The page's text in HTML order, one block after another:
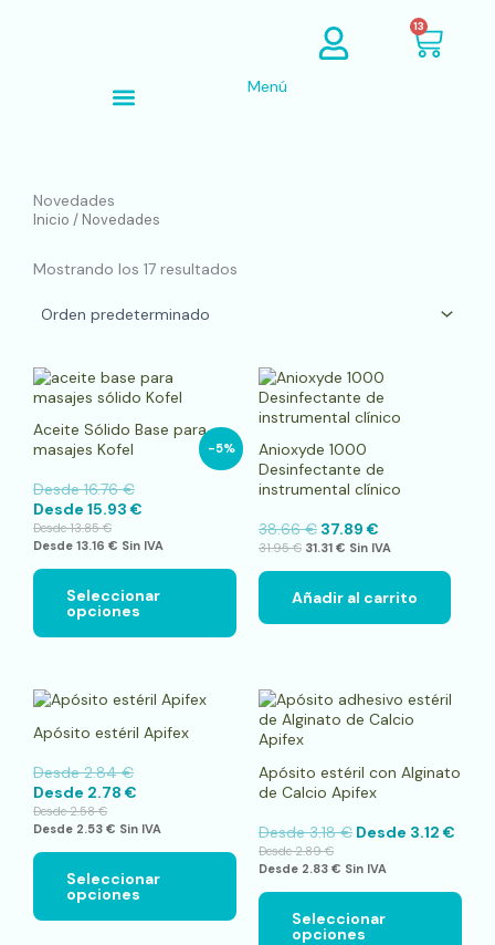
13
Cart
Menú
Novedades
Inicio / Novedades
Mostrando los 17 resultados
-5%
Aceite Sólido Base para
masajes Kofel
Desde16.76€
Desde 15.93 €
Desde13.85€
Desde 13.16 € Sin IVA
Seleccionar
opciones
Este
producto
tiene
múltiples
variantes.
Las
opciones
pueden
elegir
en
página
de
Anioxyde 1000
Desinfectante de
instrumental clínico
38.66€ 37.89 €
31.95€ 31.31 € Sin IVA
Añadir al carrito
Apósito estéril Apifex
Desde2.84€
Desde 2.78 €
Desde2.58€
Desde 2.53 € Sin IVA
Seleccionar
opciones
Este
producto
tiene
variantes.
Las
pueden
elegir
la
Apósito estéril con Alginato
de Calcio Apifex
Desde3.18€ Desde 3.12 €
Desde2.89€
Desde 2.83 € Sin IVA
Seleccionar
opciones
en